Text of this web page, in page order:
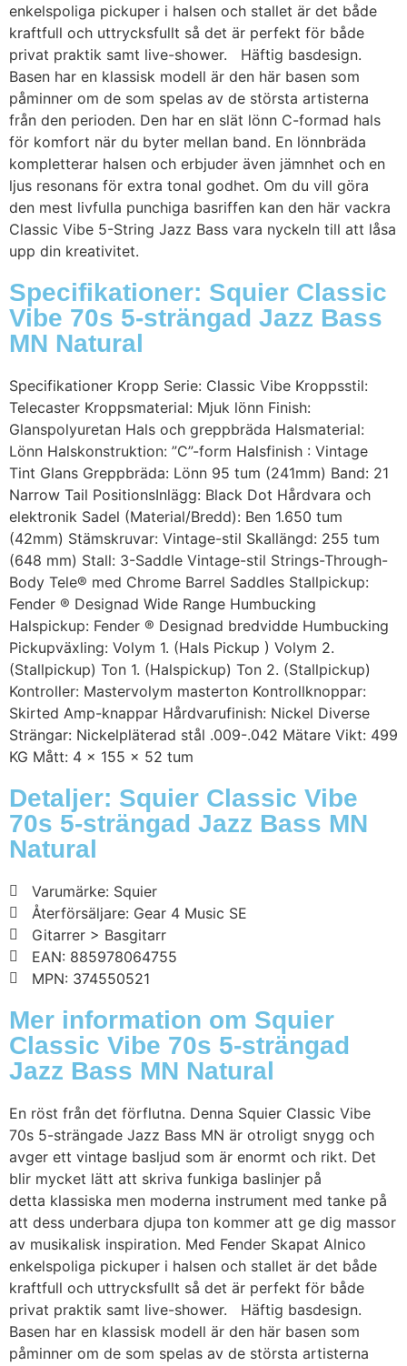
enkelspoliga pickuper i halsen och stallet är det både
kraftfull och uttrycksfullt så det är perfekt för både
privat praktik samt live-shower. Häftig basdesign.
Basen har en klassisk modell är den här basen som
påminner om de som spelas av de största artisterna
från den perioden. Den har en slät lönn C-formad hals
för komfort när du byter mellan band. En lönnbräda
kompletterar halsen och erbjuder även jämnhet och en
ljus resonans för extra tonal godhet. Om du vill göra
den mest livfulla punchiga basriffen kan den här vackra
Classic Vibe 5-String Jazz Bass vara nyckeln till att låsa
upp din kreativitet.
Specifikationer: Squier Classic
Vibe 70s 5-strängad Jazz Bass
MN Natural
Specifikationer Kropp Serie: Classic Vibe Kroppsstil:
Telecaster Kroppsmaterial: Mjuk lönn Finish:
Glanspolyuretan Hals och greppbräda Halsmaterial:
Lönn Halskonstruktion: ”C”-form Halsfinish : Vintage
Tint Glans Greppbräda: Lönn 95 tum (241mm) Band: 21
Narrow Tail PositionsInlägg: Black Dot Hårdvara och
elektronik Sadel (Material/Bredd): Ben 1.650 tum
(42mm) Stämskruvar: Vintage-stil Skallängd: 255 tum
(648 mm) Stall: 3-Saddle Vintage-stil Strings-Through-
Body Tele® med Chrome Barrel Saddles Stallpickup:
Fender ® Designad Wide Range Humbucking
Halspickup: Fender ® Designad bredvidde Humbucking
Pickupväxling: Volym 1. (Hals Pickup ) Volym 2.
(Stallpickup) Ton 1. (Halspickup) Ton 2. (Stallpickup)
Kontroller: Mastervolym masterton Kontrollknoppar:
Skirted Amp-knappar Hårdvarufinish: Nickel Diverse
Strängar: Nickelpläterad stål .009-.042 Mätare Vikt: 499
KG Mått: 4 x 155 x 52 tum
Detaljer: Squier Classic Vibe
70s 5-strängad Jazz Bass MN
Natural
Varumärke: Squier
Återförsäljare: Gear 4 Music SE
Gitarrer > Basgitarr
EAN: 885978064755
MPN: 374550521
Mer information om Squier
Classic Vibe 70s 5-strängad
Jazz Bass MN Natural
En röst från det förflutna. Denna Squier Classic Vibe
70s 5-strängade Jazz Bass MN är otroligt snygg och
avger ett vintage basljud som är enormt och rikt. Det
blir mycket lätt att skriva funkiga baslinjer på
detta klassiska men moderna instrument med tanke på
att dess underbara djupa ton kommer att ge dig massor
av musikalisk inspiration. Med Fender Skapat Alnico
enkelspoliga pickuper i halsen och stallet är det både
kraftfull och uttrycksfullt så det är perfekt för både
privat praktik samt live-shower. Häftig basdesign.
Basen har en klassisk modell är den här basen som
påminner om de som spelas av de största artisterna